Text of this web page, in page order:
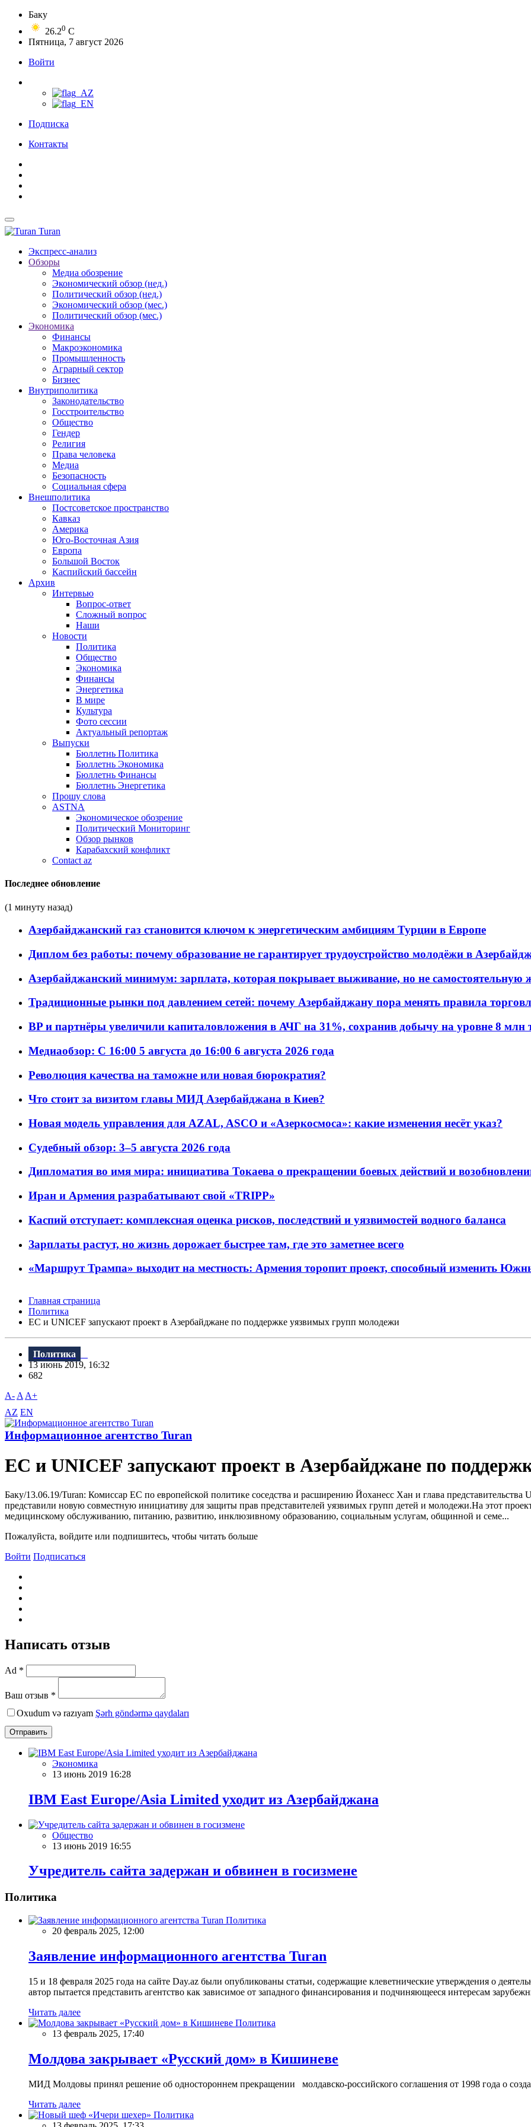
Баку
26.20 C
Пятница, 7 август 2026
Войти
Подписка
Контакты
Turan
Экспресс-анализ
Обзоры
Медиа обозрение
Экономический обзор (нед.)
Политический обзор (нед.)
Экономический обзор (мес.)
Политический обзор (мес.)
Экономика
Финансы
Макроэкономика
Промышленность
Аграрный сектор
Бизнес
Внутриполитика
Законодательство
Госстроительство
Общество
Гендер
Религия
Права человека
Медиа
Безопасность
Социальная сфера
Внешполитика
Постсоветское пространство
Кавказ
Америка
Юго-Восточная Азия
Европа
Большой Восток
Каспийский бассейн
Архив
Интервью
Вопрос-ответ
Сложный вопрос
Наши
Новости
Политика
Общество
Экономика
Финансы
Энергетика
В мире
Культура
Фото сессии
Актуальный репортаж
Выпуски
Бюллетнь Политика
Бюллетнь Экономика
Бюллетнь Финансы
Бюллетнь Энергетика
Прошу слова
ASTNA
Экономическое обозрение
Политический Мониторинг
Обзор рынков
Карабахский конфликт
Contact az
Последнее обновление
(1 минуту назад)
Азербайджанский газ становится ключом к энергетическим амбициям Турции в Европе
Диплом без работы: почему образование не гарантирует трудоустройство молодёжи в
Азербайджанский минимум: зарплата, которая покрывает выживание, но не самостоятельную
Традиционные рынки под давлением сетей: почему Азербайджану пора менять правила
BP и партнёры увеличили капиталовложения в АЧГ на 31%, сохранив добычу на уровне 8 млн
Медиаобзор: С 16:00 5 августа до 16:00 6 августа 2026 года
Революция качества на таможне или новая бюрократия?
Что стоит за визитом главы МИД Азербайджана в Киев?
Новая модель управления для AZAL, ASCO и «Азеркосмоса»: какие изменения несёт указ?
Судебный обзор: 3–5 августа 2026 года
Дипломатия во имя мира: инициатива Токаева о прекращении боевых действий и
Иран и Армения разрабатывают свой «TRIPP»
Каспий отступает: комплексная оценка рисков, последствий и уязвимостей водного баланса
Зарплаты растут, но жизнь дорожает быстрее там, где это заметнее всего
«Маршрут Трампа» выходит на местность: Армения торопит проект, способный изменить
Главная страница
Политика
ЕС и UNICEF запускают проект в Азербайджане по поддержке уязвимых групп молодежи
Политика
13 июнь 2019, 16:32
682
A- A A+
AZ EN
Информационное агентство Turan
ЕС и UNICEF запускают проект в Азербайджане по
Баку/13.06.19/Turan: Комиссар ЕС по европейской политике соседства и расширению Йоханесс Хан и глава
представили новую совместную инициативу для защиты прав представителей уязвимых групп детей и молодежи.На этот
медицинскому обслуживанию, питанию, развитию, инклюзивному образованию, социальным услугам, общинной и семе...
Пожалуйста, войдите или подпишитесь, чтобы читать больше
Войти Подписаться
Написать отзыв
Ad *
Ваш отзыв *
Oxudum və razıyam Şərh göndərmə qaydaları
Отправить
Экономика
13 июнь 2019 16:28
IBM East Europe/Asia Limited уходит из Азербайджана
Общество
13 июнь 2019 16:55
Учредитель сайта задержан и обвинен в госизмене
Политика
Политика
20 февраль 2025, 12:00
Заявление информационного агентства Turan
15 и 18 февраля 2025 года на сайте Day.az были опубликованы статьи, содержащие клеветнические утверждения о
автор пытается представить агентство как зависимое от западного финансирования и подчиняющееся интересам
Читать далее
Политика
13 февраль 2025, 17:40
Молдова закрывает «Русский дом» в Кишиневе
МИД Молдовы принял решение об одностороннем прекращении молдавско-российского соглашения от 1998 года о
Читать далее
Политика